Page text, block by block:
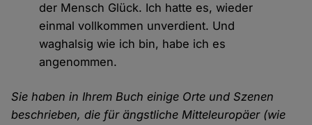
der Mensch Glück. Ich hatte es, wieder
einmal vollkommen unverdient. Und
waghalsig wie ich bin, habe ich es
angenommen.
Sie haben in Ihrem Buch einige Orte und Szenen
beschrieben, die für ängstliche Mitteleuropäer (wie